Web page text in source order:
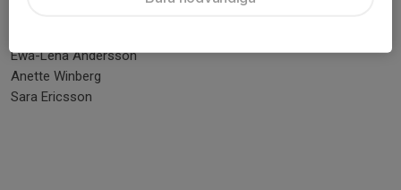
Ewa-Lena Andersson
Anette Winberg
Sara Ericsson